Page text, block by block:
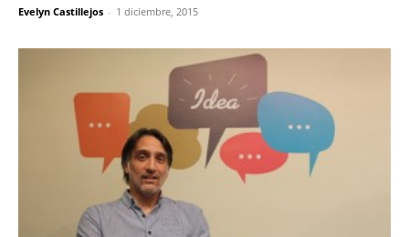
Evelyn Castillejos - 1 diciembre, 2015